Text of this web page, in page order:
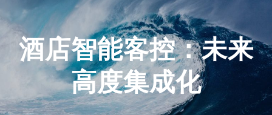
酒店智能客控：未来
高度集成化